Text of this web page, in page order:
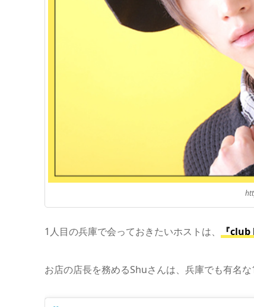
1人目の兵庫で会っておきたいホストは、 『
お店の店長を務めるShuさんは、兵庫でも有名な